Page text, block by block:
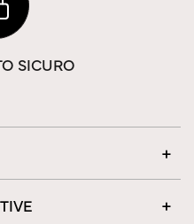
SICURO